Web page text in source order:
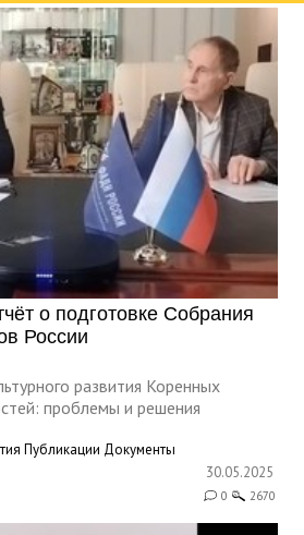
о подготовке Собрания
России
развития Коренных
проблемы и решения
Публикации Документы
30.05.2025
0 2670